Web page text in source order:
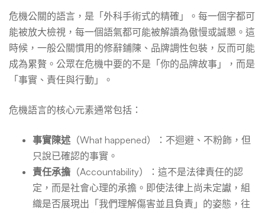
危機公關的語言，是「外科手術式的精確」。每一個字都可
能被放大檢視，每一個語氣都可能被解讀為傲慢或誠懇。這
時候，一般公關慣用的修辭鋪陳、品牌調性包裝，反而可能
成為累贅。公眾在危機中要的不是「你的品牌故事」，而是
「事實、責任與行動」。
危機語言的核心元素通常包括：
事實陳述 （What happened）：不迴避、不粉飾，但
只說已確認的事實。
責任承擔 （Accountability）：這不是法律責任的認
定，而是社會心理的承擔。即使法律上尚未定讞，組
織是否展現出「我們理解傷害並且負責」的姿態，往